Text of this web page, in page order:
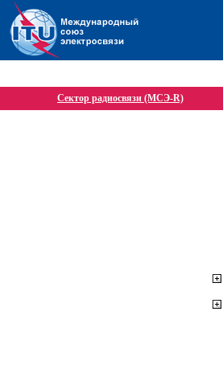
Сектор радиосвязи (МСЭ-R)